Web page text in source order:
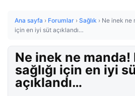
Ana sayfa › Forumlar › Sağlık › Ne inek ne
için en iyi süt açıklandı…
Ne inek ne manda!
sağlığı için en iyi
açıklandı…